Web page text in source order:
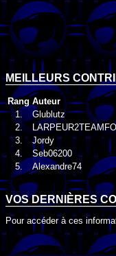
MEILLEURS
Rang Auteur
1.
Glublutz
2.
3.
Jordy
4.
Seb06200
5.
Alexandre74
VOS DERNIÈRES
Pour accéder à ces